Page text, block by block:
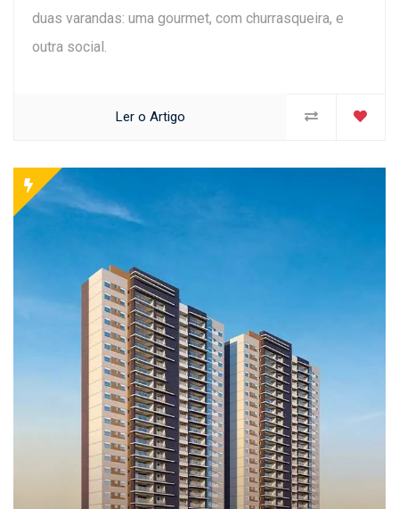
duas varandas: uma gourmet, com churrasqueira, e
outra social.
Ler o Artigo